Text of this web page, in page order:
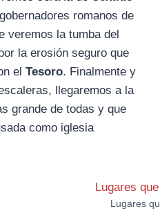
romanos de
veremos la tumba del
la erosión seguro que
el Tesoro. Finalmente y
llegaremos a la
grande de todas y que
como iglesia
Lugares